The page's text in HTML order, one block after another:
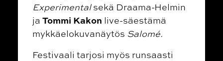
Experimentalsekä Draama-Helmin
ja Tommi Kakon live-säestämä
mykkäelokuvanäytös Salomé.
Festivaali tarjosi myös runsaasti